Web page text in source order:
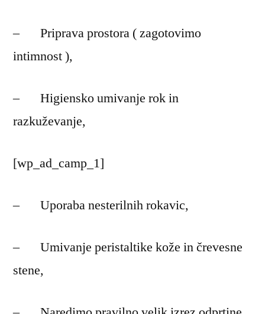
– Priprava prostora ( zagotovimo
intimnost ),
– Higiensko umivanje rok in
razkuževanje,
[wp_ad_camp_1]
– Uporaba nesterilnih rokavic,
– Umivanje peristaltike kože in črevesne
stene,